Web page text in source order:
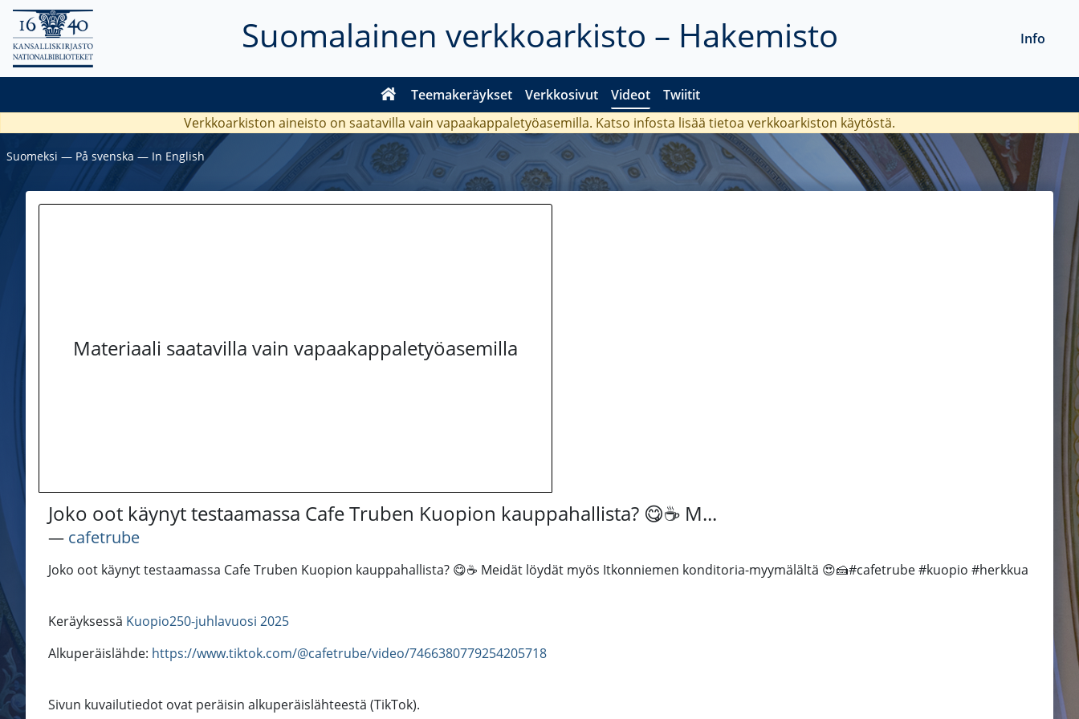
Suomalainen verkkoarkisto – Hakemisto
Teemakeräykset Verkkosivut Videot Twiitit
Info
Verkkoarkiston aineisto on saatavilla vain vapaakappaletyöasemilla. Katso infosta lisää tietoa verkkoarkiston käytöstä.
Suomeksi ― På svenska ― In English
Materiaali saatavilla vain vapaakappaletyöasemilla
Joko oot käynyt testaamassa Cafe Truben Kuopion kauppahallista? 😋☕️ M...
― cafetrube
Joko oot käynyt testaamassa Cafe Truben Kuopion kauppahallista? 😋☕️ Meidät löydät myös Itkonniemen konditoria-myymälältä 😍🍰#cafetrube #kuopio #herkkua
Keräyksessä Kuopio250-juhlavuosi 2025
Alkuperäislähde: https://www.tiktok.com/@cafetrube/video/7466380779254205718
Sivun kuvailutiedot ovat peräisin alkuperäislähteestä (TikTok).